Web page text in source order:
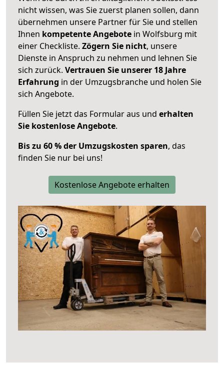
nicht wissen, was Sie zuerst planen sollen, dann
übernehmen unsere Partner für Sie und stellen
Ihnen kompetente Angebote in Wolfsburg mit
einer Checkliste. Zögern Sie nicht, unsere
Dienste in Anspruch zu nehmen und lehnen Sie
sich zurück. Vertrauen Sie unserer 18 Jahre
Erfahrung in der Umzugsbranche und holen Sie
sich Angebote.
Füllen Sie jetzt das Formular aus und erhalten
Sie kostenlose Angebote.
Bis zu 60 % der Umzugskosten sparen, das
finden Sie nur bei uns!
Kostenlose Angebote erhalten